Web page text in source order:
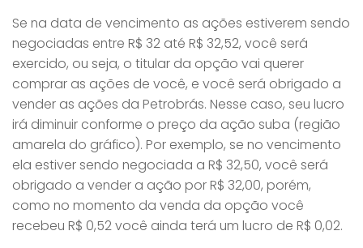
Se na data de vencimento as ações estiverem sendo
negociadas entre R$ 32 até R$ 32,52, você será
exercido, ou seja, o titular da opção vai querer
comprar as ações de você, e você será obrigado a
vender as ações da Petrobrás. Nesse caso, seu lucro
irá diminuir conforme o preço da ação suba (região
amarela do gráfico). Por exemplo, se no vencimento
ela estiver sendo negociada a R$ 32,50, você será
obrigado a vender a ação por R$ 32,00, porém,
como no momento da venda da opção você
recebeu R$ 0,52 você ainda terá um lucro de R$ 0,02.